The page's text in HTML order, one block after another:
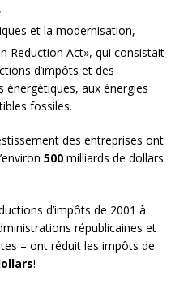
et la modernisation,
Reduction Act», qui consistait
d’impôts et des
énergétiques, aux énergies
fossiles.
des entreprises ont
500 milliards de dollars
d’impôts de 2001 à
républicaines et
– ont réduit les impôts de
!